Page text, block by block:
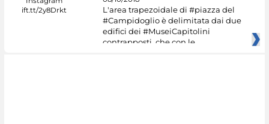
L'area trapezoidale di #piazza del
#Campidoglio è delimitata dai due
edifici dei #MuseiCapitolini
contrapposti, che con le